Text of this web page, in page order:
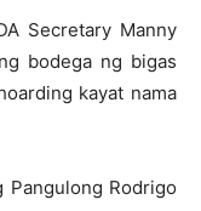
Secretary Manny
bodega ng bigas
kayat nama
Pangulong Rodrigo